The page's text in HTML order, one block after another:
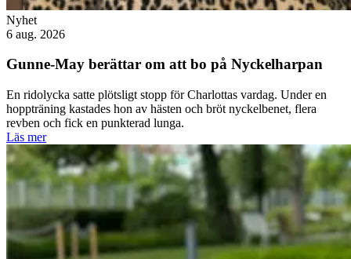
Nyhet
6 aug. 2026
Gunne-May berättar om att bo på Nyckelharpan
En ridolycka satte plötsligt stopp för Charlottas vardag. Under en
hoppträning kastades hon av hästen och bröt nyckelbenet, flera
revben och fick en punkterad lunga.
Läs mer